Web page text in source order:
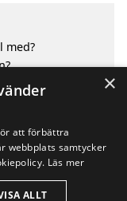
med?
Aps
×
att förbättra
webbplats samtycker
Läs mer
ALLT